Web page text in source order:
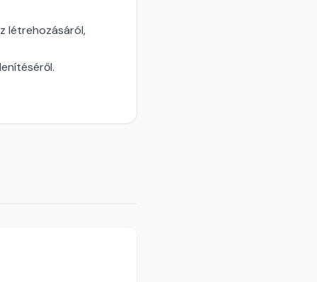
létrehozásáról,